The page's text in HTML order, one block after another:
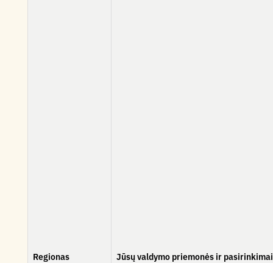
Regionas Jūsų valdymo priemonės ir pasirinkimai